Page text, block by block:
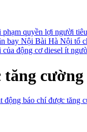
phạm quyền lợi người
bay Nội Bài Hà Nội tổ
động cơ diesel ít
cường